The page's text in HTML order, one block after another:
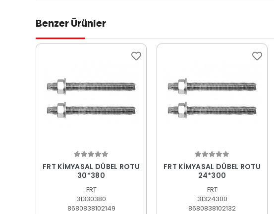
Benzer Ürünler
Sepete Ekle
FRT KİMYASAL DÜBEL ROTU
30*380
FRT
31330380
8680838102149
Sepete Ekle
FRT KİMYASAL DÜBEL ROTU
24*300
FRT
31324300
8680838102132